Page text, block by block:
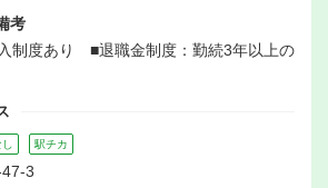
考
制度あり ■退職金制度：勤続3年以上の
駅チカ
3